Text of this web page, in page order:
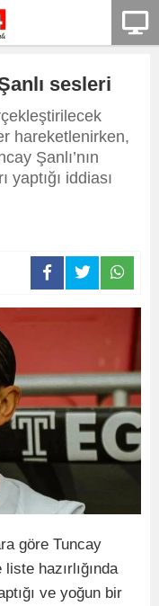
sesleri
hareketlenirken,
Şanlı’nın
yaptığı iddiası
göre Tuncay
hazırlığında
ve yoğun bir